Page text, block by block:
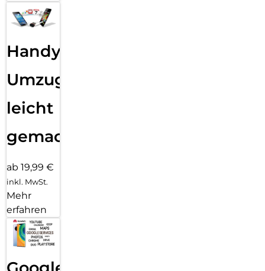
Handy
Umzug
leicht
gemacht!
ab 19,99 €
inkl. MwSt.
Mehr
erfahren